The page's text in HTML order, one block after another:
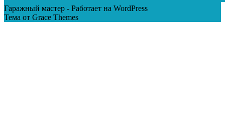
Гаражный мастер - Работает на WordPress
Тема от Grace Themes